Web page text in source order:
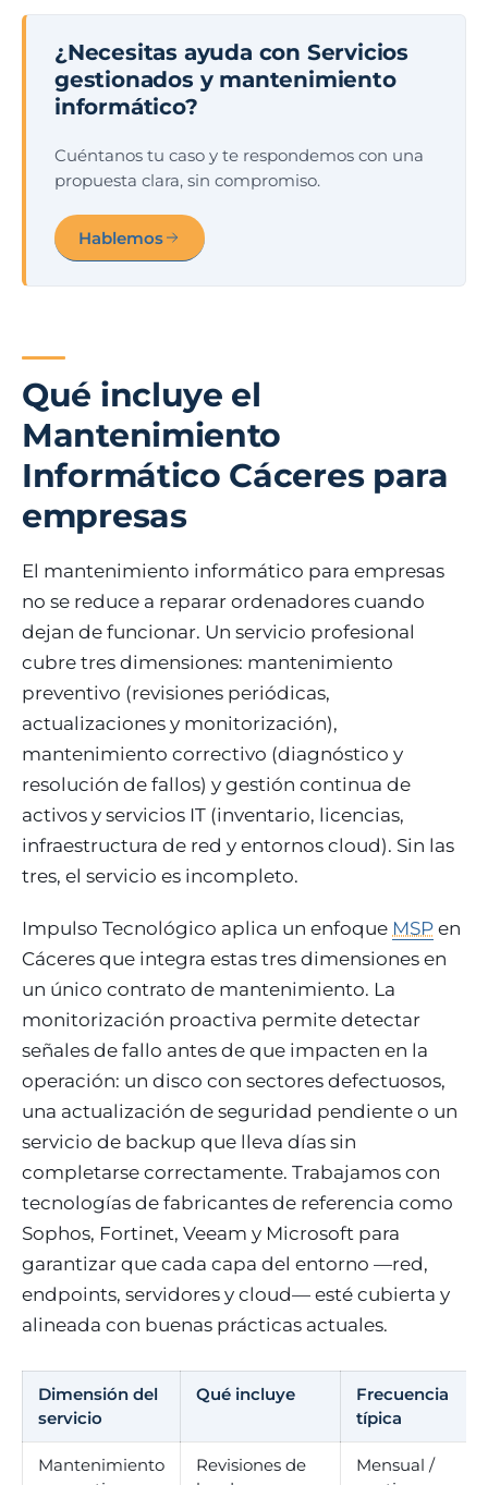
¿Necesitas ayuda con Servicios
gestionados y mantenimiento
informático?
Cuéntanos tu caso y te respondemos con una
propuesta clara, sin compromiso.
Hablemos
Qué incluye el
Mantenimiento
Informático Cáceres para
empresas
El mantenimiento informático para empresas
no se reduce a reparar ordenadores cuando
dejan de funcionar. Un servicio profesional
cubre tres dimensiones: mantenimiento
preventivo (revisiones periódicas,
actualizaciones y monitorización),
mantenimiento correctivo (diagnóstico y
resolución de fallos) y gestión continua de
activos y servicios IT (inventario, licencias,
infraestructura de red y entornos cloud). Sin las
tres, el servicio es incompleto.
Impulso Tecnológico aplica un enfoque MSP en
Cáceres que integra estas tres dimensiones en
un único contrato de mantenimiento. La
monitorización proactiva permite detectar
señales de fallo antes de que impacten en la
operación: un disco con sectores defectuosos,
una actualización de seguridad pendiente o un
servicio de backup que lleva días sin
completarse correctamente. Trabajamos con
tecnologías de fabricantes de referencia como
Sophos, Fortinet, Veeam y Microsoft para
garantizar que cada capa del entorno —red,
endpoints, servidores y cloud— esté cubierta y
alineada con buenas prácticas actuales.
Dimensión del
servicio
Qué incluye
Frecuencia
típica
Mantenimiento
Revisiones de
Mensual /